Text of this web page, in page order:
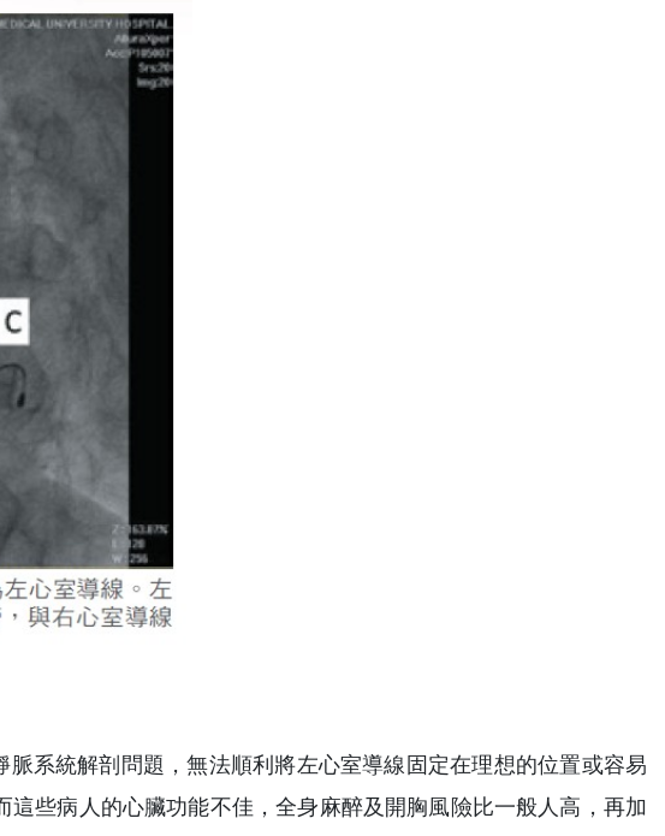
系統解剖問題，無法順利將左心室導線固定在理想的位置或容易
些病人的心臟功能不佳，全身麻醉及開胸風險比一般人高，再加